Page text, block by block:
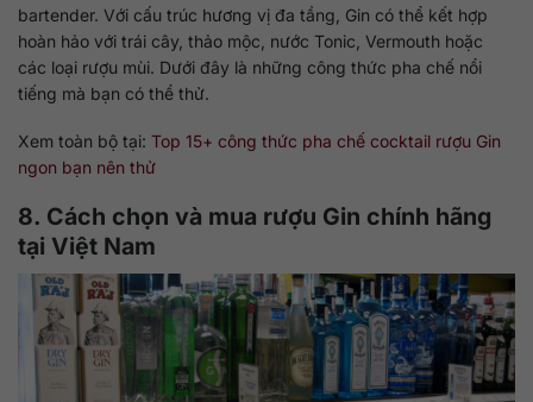
bartender. Với cấu trúc hương vị đa tầng, Gin có thể kết hợp
hoàn hảo với trái cây, thảo mộc, nước Tonic, Vermouth hoặc
các loại rượu mùi. Dưới đây là những công thức pha chế nổi
tiếng mà bạn có thể thử.
Xem toàn bộ tại: Top 15+ công thức pha chế cocktail rượu Gin
ngon bạn nên thử
8. Cách chọn và mua rượu Gin chính hãng
tại Việt Nam